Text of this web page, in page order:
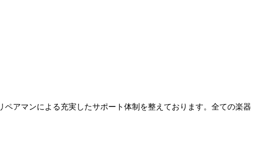
アマンによる充実したサポート体制を整えております。全ての楽器